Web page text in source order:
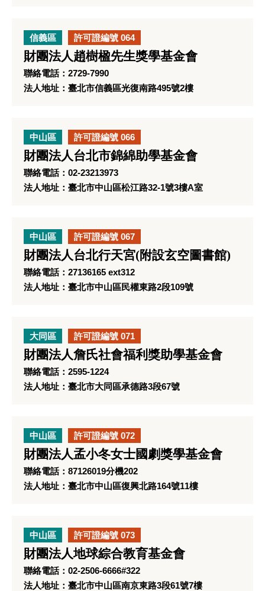
信義區 許可證編號 064
財團法人趙樹楹先生獎學基金會
聯絡電話：2729-7990
法人地址：臺北市信義區光復南路495號2樓
中山區 許可證編號 066
財團法人台北市錦綿助學基金會
聯絡電話：02-23213973
法人地址：臺北市中山區松江路32-1號3樓A室
中山區 許可證編號 067
財團法人台北行天宮(附設玄空圖書館)
聯絡電話：27136165 ext312
法人地址：臺北市中山區民權東路2段109號
大同區 許可證編號 071
財團法人詹氏社會福利獎助學基金會
聯絡電話：2595-1224
法人地址：臺北市大同區承德路3段67號
中山區 許可證編號 072
財團法人孟小冬女士國劇獎學基金會
聯絡電話：87126019分機202
法人地址：臺北市中山區復興北路164號11樓
中山區 許可證編號 073
財團法人地球綜合教育基金會
聯絡電話：02-2506-6666#322
法人地址：臺北市中山區南京東路3段61號7樓